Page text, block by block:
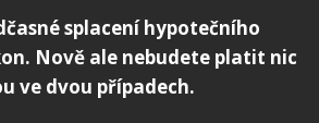
splacení hypotečního
Nově ale nebudete platit nic
ve dvou případech.